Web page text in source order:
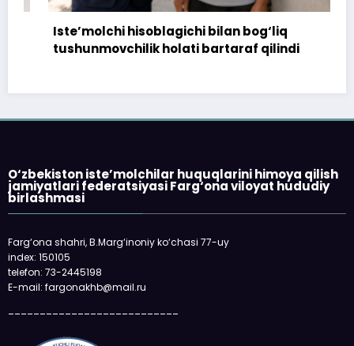
Iste’molchi hisoblagichi bilan bog‘liq
tushunmovchilik holati bartaraf qilindi
O‘zbekiston iste’molchilar huquqlarini himoya qilish
jamiyatlari federatsiyasi Farg‘ona viloyat hududiy
birlashmasi
Farg‘ona shahri, B.Marg‘inoniy ko‘chasi 77-uy
index: 150105
telefon: 73-2445198
E-mail: fargonakhb@mail.ru